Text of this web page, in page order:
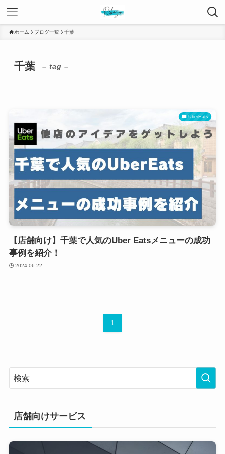
ホーム ブログ一覧 千葉
千葉 – tag –
UberEats
【店舗向け】千葉で人気のUber Eatsメニューの成功
事例を紹介！
2024-06-22
1
店舗向けサービス